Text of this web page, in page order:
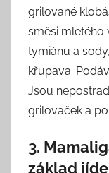
grilované
směsi mletého
tymiánu a
křupava.
Jsou
grilovaček a
3.
základ